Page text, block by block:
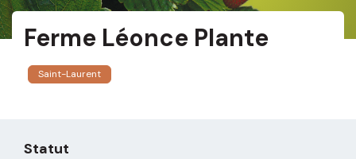
Ferme Léonce Plante
Saint-Laurent
Statut